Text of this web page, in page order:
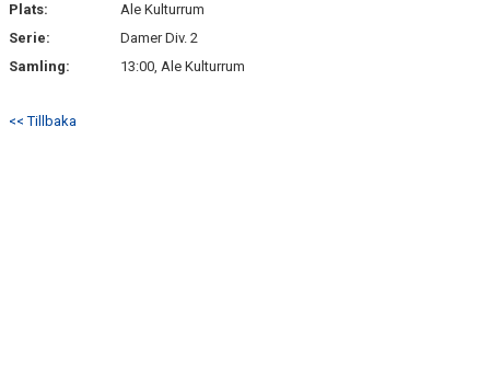
Plats:
Ale Kulturrum
Serie:
Damer Div. 2
Samling:
13:00, Ale Kulturrum
<< Tillbaka